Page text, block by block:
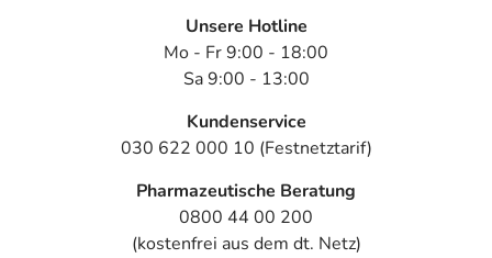
Unsere Hotline
Mo - Fr 9:00 - 18:00
Sa 9:00 - 13:00
Kundenservice
030 622 000 10 (Festnetztarif)
Pharmazeutische Beratung
0800 44 00 200
(kostenfrei aus dem dt. Netz)